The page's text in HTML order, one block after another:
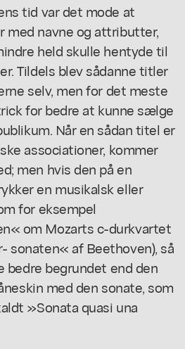
tid var det mode at
med navne og attributter,
held skulle hentyde til
Tildels blev sådanne titler
selv, men for det meste
for bedre at kunne sælge
Når en sådan titel er
associationer, kommer
men hvis den på en
en musikalsk eller
for eksempel
om Mozarts c-durkvartet
sonaten« af Beethoven), så
begrundet end den
med den sonate, som
»Sonata quasi una